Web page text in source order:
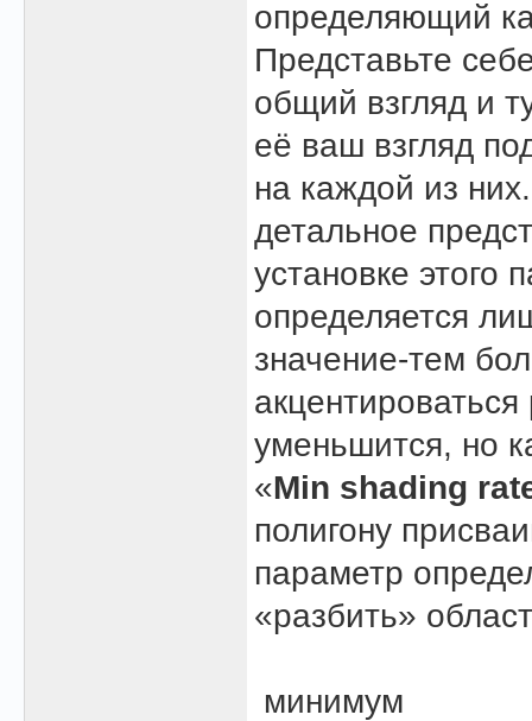
определяющий
Представьте
общий взгляд и
её ваш взгляд
на каждой из
детальное
установке этого
определяется
значение-тем
уменьшится, но
«Min shading
полигону
параметр
«разбить»
минимум